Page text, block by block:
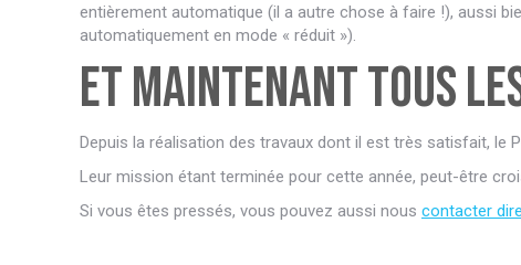
entièrement automatique (il a autre chose à faire !), aussi
automatiquement en mode « réduit »).
Et maintenant tous
Depuis la réalisation des travaux dont il est très satisfait, le
Leur mission étant terminée pour cette année, peut-être
Si vous êtes pressés, vous pouvez aussi nous contacter